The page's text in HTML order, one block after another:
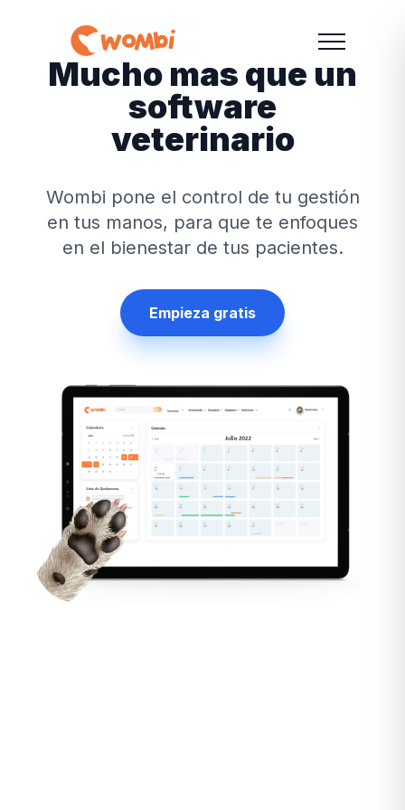
Mucho mas que un
software
veterinario
Wombi pone el control de tu gestión
en tus manos, para que te enfoques
en el bienestar de tus pacientes.
Empieza gratis